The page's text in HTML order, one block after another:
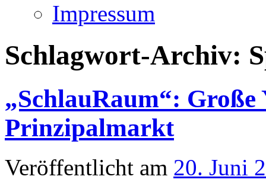
Impressum
Schlagwort-Archiv:
„SchlauRaum“: Große
Prinzipalmarkt
Veröffentlicht am 20. Juni